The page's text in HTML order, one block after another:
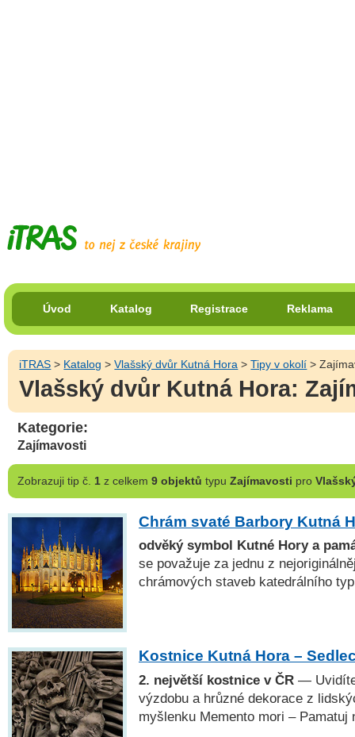
Úvod Katalog Registrace Reklama
iTRAS > Katalog >Vlašský dvůr Kutná Hora >Tipy v okolí >
Vlašský dvůr Kutná Hora:
Kategorie:
Zajímavosti
Zobrazujitip č. 1z celkem 9 objektů typu Zajímavosti pro
Chrám svaté Barbory Kutná
odvěký symbol Kutné Hory a
se považuje za jednu z
chrámových staveb katedrálního
Kostnice Kutná Hora –
2. největší kostnice v ČR —
výzdobu a hrůzné dekorace z
myšlenku Memento mori – Pamatuj